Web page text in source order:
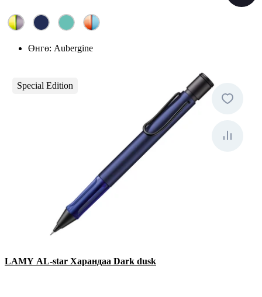
Өнгө: Aubergine
Special Edition
LAMY AL-star Харандаа Dark dusk